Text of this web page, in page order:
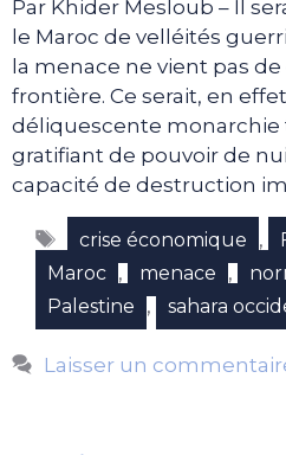
Par Khider Mesloub – Il
le Maroc de velléités
la menace ne vient pas de
frontière. Ce serait, en
déliquescente monarchie
gratifiant de pouvoir de
capacité de destruction
Étiquettes
crise économique ,
Maroc , menace ,
Palestine , sahara
Laisser un